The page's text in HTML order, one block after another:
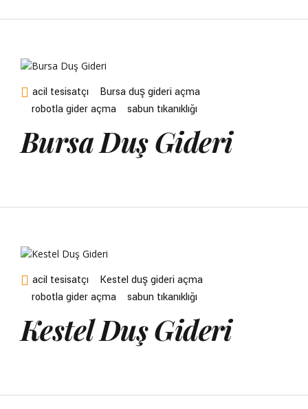
acil tesisatçı
Bursa duş gideri açma
robotla gider açma
sabun tıkanıklığı
Bursa Duş Gideri
acil tesisatçı
Kestel duş gideri açma
robotla gider açma
sabun tıkanıklığı
Kestel Duş Gideri